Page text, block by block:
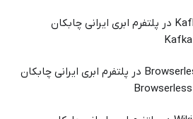
Kafka
Browserless